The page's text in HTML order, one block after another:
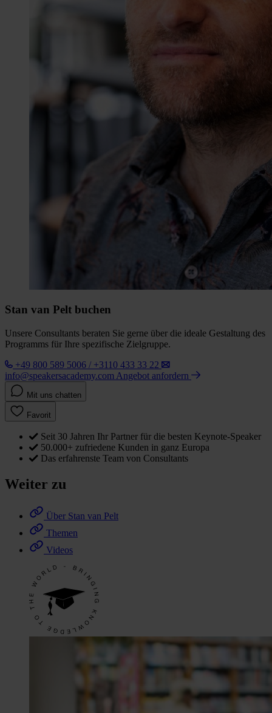
Stan van Pelt buchen
Unsere Consultants beraten Sie gerne über die ideale Gestaltung des
Programms für Ihre spezifische Zielgruppe.
+49 800 589 5006 / +3110 433 33 22
info@speakersacademy.com Angebot anfordern
Mit uns chatten
Favorit
Seit 30 Jahren Ihr Partner für die besten Keynote-Speaker
50.000+ zufriedene Kunden in ganz Europa
Das erfahrenste Team von Consultants
Weiter zu
Über Stan van Pelt
Themen
Videos